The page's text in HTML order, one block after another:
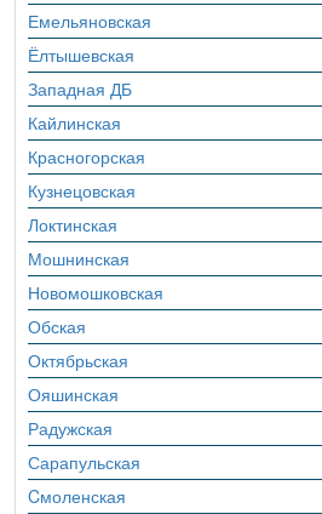
Емельяновская
Ёлтышевская
Западная ДБ
Кайлинская
Красногорская
Кузнецовская
Локтинская
Мошнинская
Новомошковская
Обская
Октябрьская
Ояшинская
Радужская
Сарапульская
Cмоленская